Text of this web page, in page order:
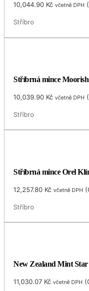
10,044.90 Kč včetně DPH (
Stříbro
Stříbrná mince
10,039.90 Kč včetně DPH (
Stříbro
Stříbrná mince Orel
12,257.80 Kč včetně DPH (
Stříbro
New Zealand Mint
11,030.07 Kč včetně DPH (